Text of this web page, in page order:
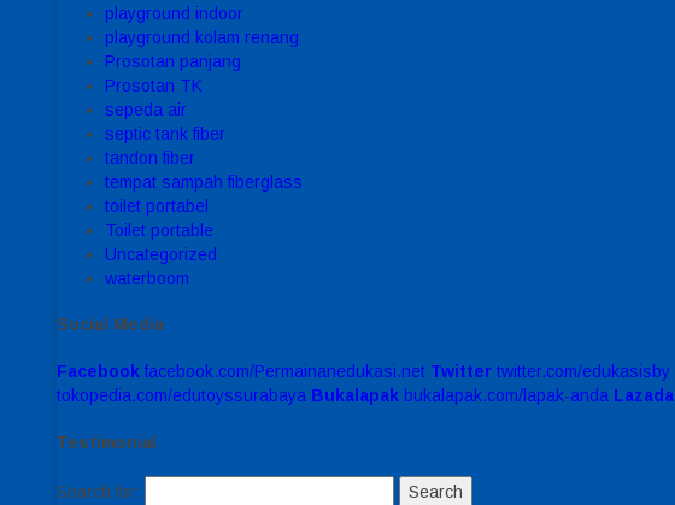
playground indoor
playground kolam renang
Prosotan panjang
Prosotan TK
sepeda air
septic tank fiber
tandon fiber
tempat sampah fiberglass
toilet portabel
Toilet portable
Uncategorized
waterboom
Social Media
Facebook facebook.com/Permainanedukasi.net Twitter twitter.com/edukasisby
tokopedia.com/edutoyssurabaya Bukalapak bukalapak.com/lapak-anda Lazada
Testimonial
Search for: